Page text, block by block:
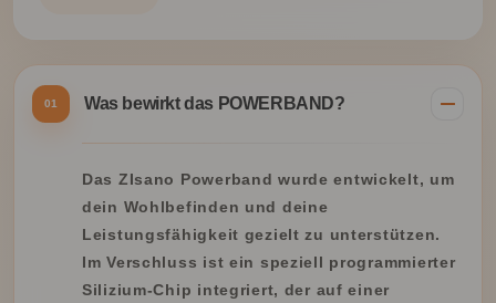
01 Was bewirkt das POWERBAND?
Das ZIsano Powerband wurde entwickelt, um
dein Wohlbefinden und deine
Leistungsfähigkeit gezielt zu unterstützen.
Im Verschluss ist ein speziell programmierter
Silizium-Chip integriert, der auf einer